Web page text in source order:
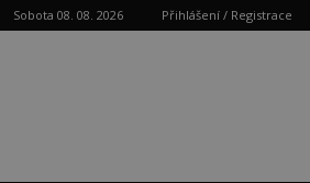
Sobota 08. 08. 2026 Přihlášení / Registrace